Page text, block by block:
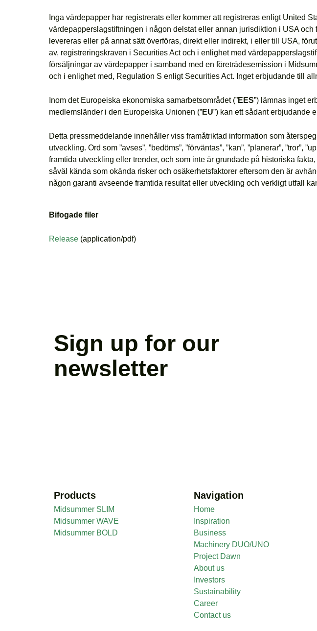
Inga värdepapper har registrerats eller kommer att registreras enligt United
värdepapperslagstiftningen i någon delstat eller annan jurisdiktion i USA
levereras eller på annat sätt överföras, direkt eller indirekt, i eller till USA,
av, registreringskraven i Securities Act och i enlighet med
försäljningar av värdepapper i samband med en företrädesemission i
och i enlighet med, Regulation S enligt Securities Act. Inget erbjudande till
Inom det Europeiska ekonomiska samarbetsområdet (”EES”) lämnas inget
medlemsländer i den Europeiska Unionen (”EU”) kan ett sådant erbjudande
Detta pressmeddelande innehåller viss framåtriktad information som
utveckling. Ord som ”avses”, ”bedöms”, ”förväntas”, ”kan”, ”planerar”,
framtida utveckling eller trender, och som inte är grundade på historiska
såväl kända som okända risker och osäkerhetsfaktorer eftersom den är
någon garanti avseende framtida resultat eller utveckling och verkligt utfall
Bifogade filer
Release (application/pdf)
Sign up for our
newsletter
Products
Midsummer SLIM
Midsummer WAVE
Midsummer BOLD
Navigation
Home
Inspiration
Business
Machinery DUO/UNO
Project Dawn
About us
Investors
Sustainability
Career
Contact us